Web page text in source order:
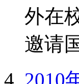
外在
邀请